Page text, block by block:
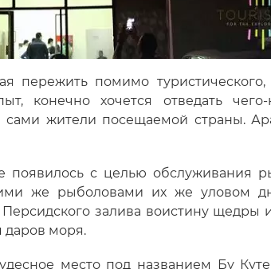
пережить помимо
конечно хочется отведать чего-
сами жители посещаемой страны.
появилось с целью обслуживания
же рыболовами их же уловом
залива воистину щедры
даров моря.
место под названием Бу